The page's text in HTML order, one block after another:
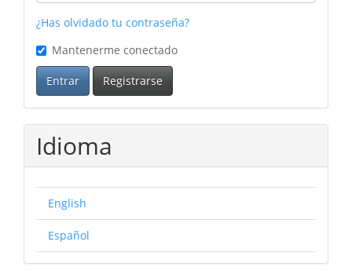
¿Has olvidado tu contraseña?
Mantenerme conectado
Entrar Registrarse
Idioma
English
Español